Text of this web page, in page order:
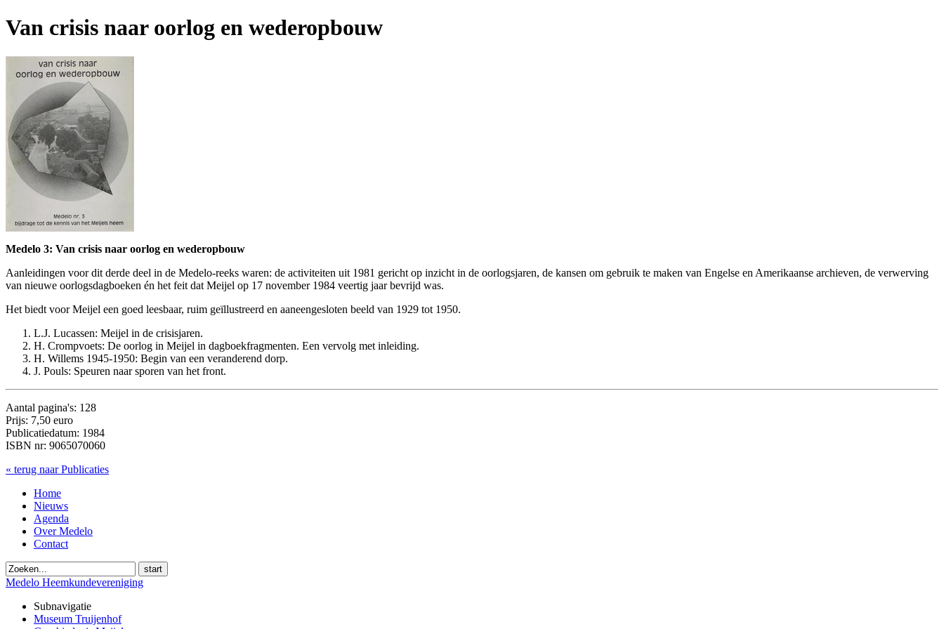
Van crisis naar oorlog en wederopbouw
Medelo 3: Van crisis naar oorlog en wederopbouw
Aanleidingen voor dit derde deel in de Medelo-reeks waren: de activiteiten uit 1981 gericht op inzicht in de oorlogsjaren, de kansen om gebruik te maken van Engelse en Amerikaanse archieven, de verwerving
van nieuwe oorlogsdagboeken én het feit dat Meijel op 17 november 1984 veertig jaar bevrijd was.
Het biedt voor Meijel een goed leesbaar, ruim geïllustreerd en aaneengesloten beeld van 1929 tot 1950.
L.J. Lucassen: Meijel in de crisisjaren.
H. Crompvoets: De oorlog in Meijel in dagboekfragmenten. Een vervolg met inleiding.
H. Willems 1945-1950: Begin van een veranderend dorp.
J. Pouls: Speuren naar sporen van het front.
Aantal pagina's: 128
Prijs: 7,50 euro
Publicatiedatum: 1984
ISBN nr: 9065070060
« terug naar Publicaties
Home
Nieuws
Agenda
Over Medelo
Contact
start
Medelo Heemkundevereniging
Subnavigatie
Museum Truijenhof